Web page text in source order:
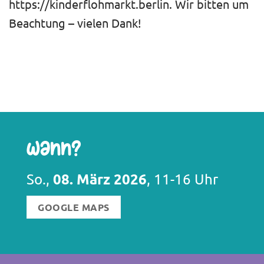
https://kinderflohmarkt.berlin. Wir bitten um
Beachtung – vielen Dank!
Wann?
So., 08. März 2026, 11-16 Uhr
GOOGLE MAPS